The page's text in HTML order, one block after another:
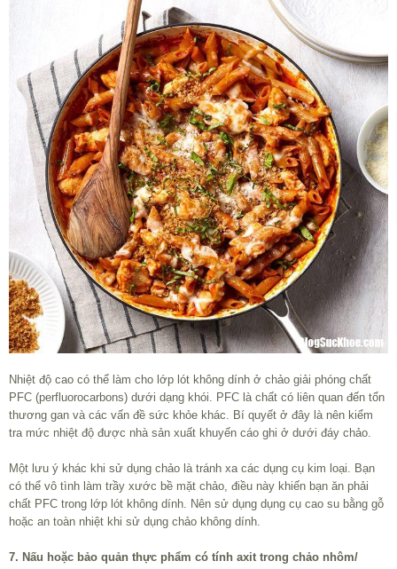
Nhiệt độ cao có thể làm cho lớp lót không dính ở chảo giải phóng chất
PFC (perfluorocarbons) dưới dạng khói. PFC là chất có liên quan đến tổn
thương gan và các vấn đề sức khỏe khác. Bí quyết ở đây là nên kiểm
tra mức nhiệt độ được nhà sản xuất khuyến cáo ghi ở dưới đáy chảo.
Một lưu ý khác khi sử dụng chảo là tránh xa các dụng cụ kim loại. Bạn
có thể vô tình làm trầy xước bề mặt chảo, điều này khiến bạn ăn phải
chất PFC trong lớp lót không dính. Nên sử dụng dụng cụ cao su bằng gỗ
hoặc an toàn nhiệt khi sử dụng chảo không dính.
7. Nấu hoặc bảo quản thực phẩm có tính axit trong chảo nhôm/